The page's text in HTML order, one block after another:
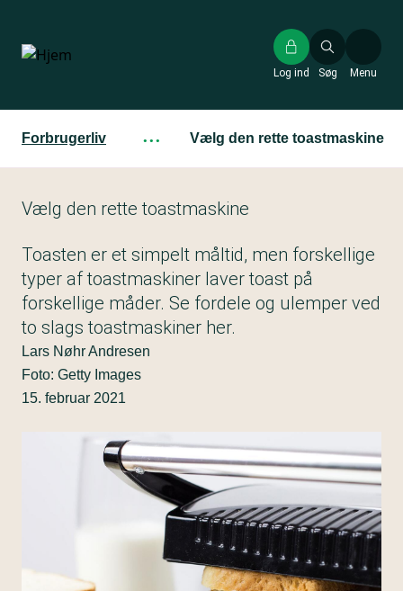
hovedindhold
Søg
Log ind Menu
Forbrugerliv ··· Vælg den rette toastmaskine
Vælg den rette toastmaskine
Toasten er et simpelt måltid, men forskellige
typer af toastmaskiner laver toast på
forskellige måder. Se fordele og ulemper ved
to slags toastmaskiner her.
Lars Nøhr Andresen
Foto: Getty Images
15. februar 2021